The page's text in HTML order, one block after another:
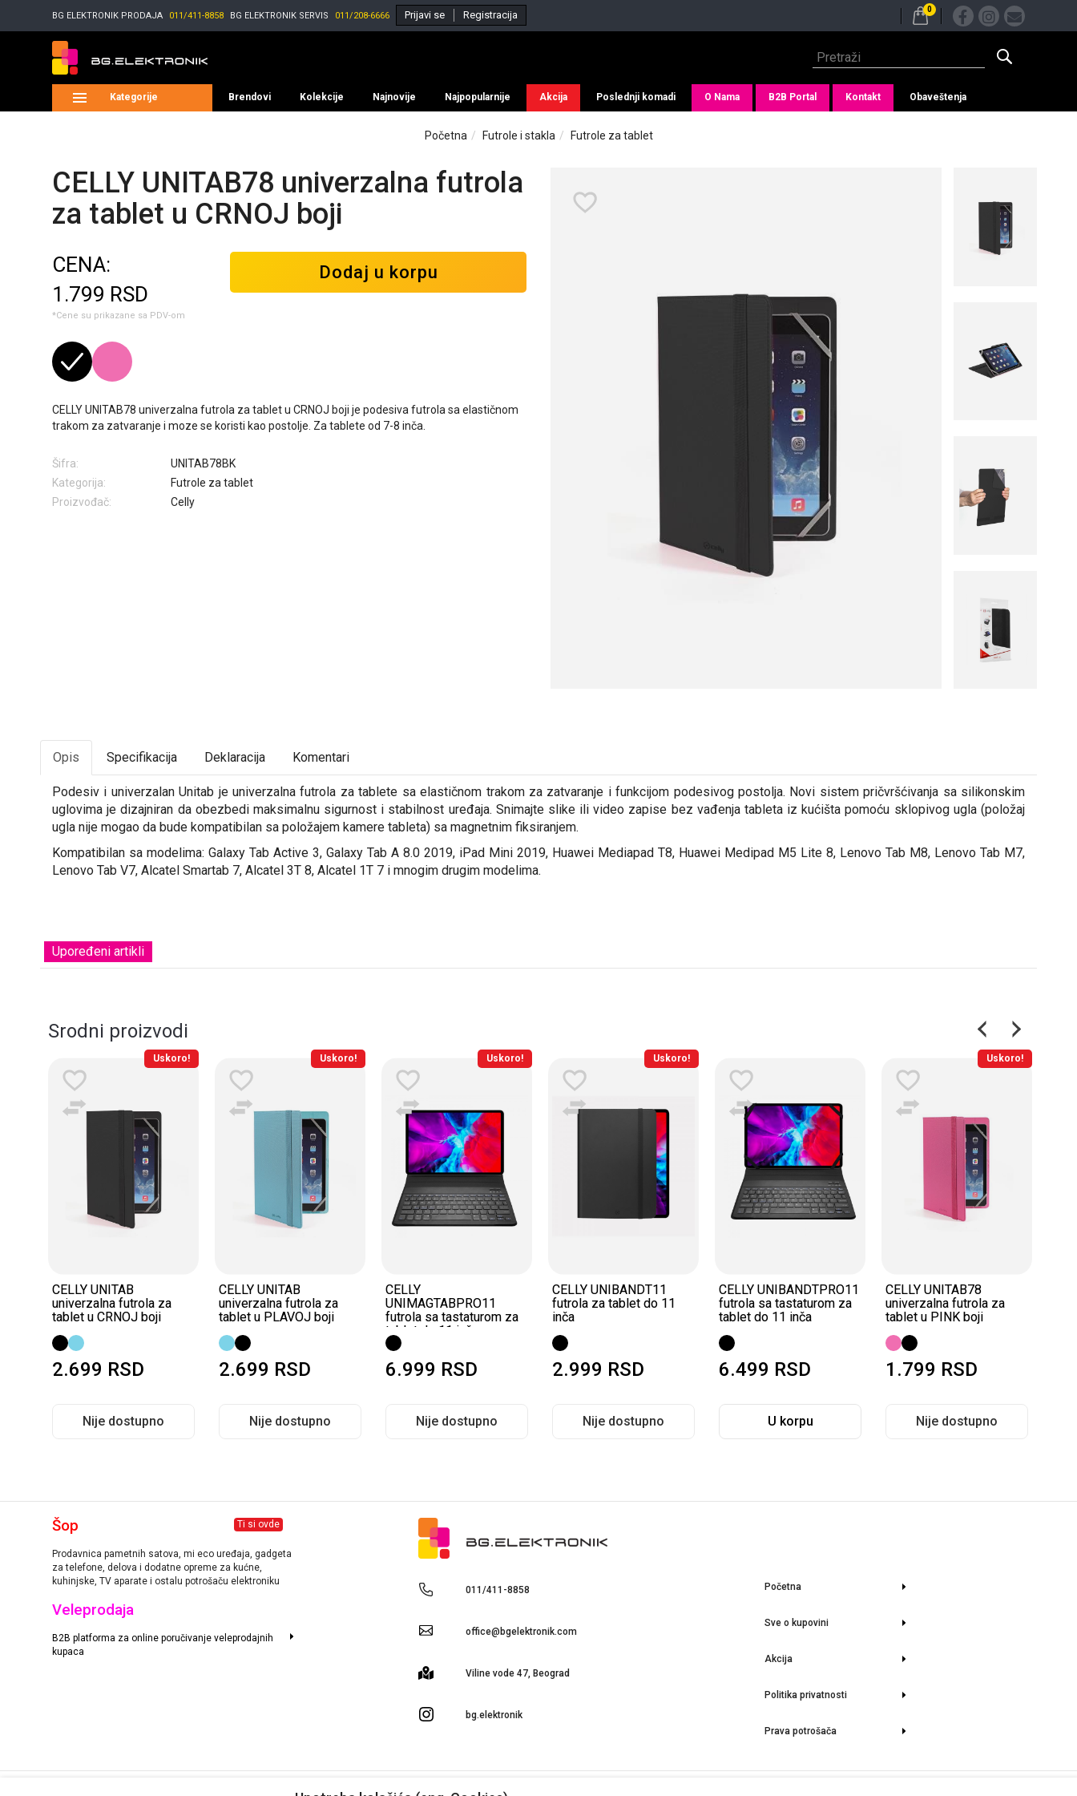
BG ELEKTRONIK PRODAJA 011/411-8858 BG ELEKTRONIK SERVIS 011/208-6666 Prijavi se Registracija 0
Kategorije Brendovi Kolekcije Najnovije Najpopularnije Akcija Poslednji komadi O Nama B2B Portal Kontakt Obaveštenja
Početna Futrole i stakla Futrole za tablet
CELLY UNITAB78 univerzalna futrola
za tablet u CRNOJ boji
CENA:
1.799 RSD
*Cene su prikazane sa PDV-om
Dodaj u korpu
CELLY UNITAB78 univerzalna futrola za tablet u CRNOJ boji je podesiva futrola sa elastičnom
trakom za zatvaranje i moze se koristi kao postolje. Za tablete od 7-8 inča.
Šifra:
UNITAB78BK
Kategorija:
Futrole za tablet
Proizvođač:
Celly
Opis Specifikacija Deklaracija Komentari
Podesiv i univerzalan Unitab je univerzalna futrola za tablete sa elastičnom trakom za zatvaranje i funkcijom podesivog postolja. Novi sistem pričvršćivanja sa silikonskim
uglovima je dizajniran da obezbedi maksimalnu sigurnost i stabilnost uređaja. Snimajte slike ili video zapise bez vađenja tableta iz kućišta pomoću sklopivog ugla (položaj
ugla nije mogao da bude kompatibilan sa položajem kamere tableta) sa magnetnim fiksiranjem.
Kompatibilan sa modelima: Galaxy Tab Active 3, Galaxy Tab A 8.0 2019, iPad Mini 2019, Huawei Mediapad T8, Huawei Medipad M5 Lite 8, Lenovo Tab M8, Lenovo Tab M7,
Lenovo Tab V7, Alcatel Smartab 7, Alcatel 3T 8, Alcatel 1T 7 i mnogim drugim modelima.
Upoređeni artikli
Srodni proizvodi
Uskoro!
CELLY UNITAB
univerzalna futrola za
tablet u CRNOJ boji
2.699 RSD
Nije dostupno
Uskoro!
CELLY UNITAB
univerzalna futrola za
tablet u PLAVOJ boji
2.699 RSD
Nije dostupno
Uskoro!
CELLY
UNIMAGTABPRO11
futrola sa tastaturom za
tablet do 11 inča
6.999 RSD
Nije dostupno
Uskoro!
CELLY UNIBANDT11
futrola za tablet do 11
inča
2.999 RSD
Nije dostupno
CELLY UNIBANDTPRO11
futrola sa tastaturom za
tablet do 11 inča
6.499 RSD
U korpu
Uskoro!
CELLY UNITAB78
univerzalna futrola za
tablet u PINK boji
1.799 RSD
Nije dostupno
Ti si ovde
Šop
Prodavnica pametnih satova, mi eco uređaja, gadgeta
za telefone, delova i dodatne opreme za kućne,
kuhinjske, TV aparate i ostalu potrošaču elektroniku
Veleprodaja
B2B platforma za online poručivanje veleprodajnih
kupaca
011/411-8858
office@bgelektronik.com
Viline vode 47, Beograd
bg.elektronik
Početna
Sve o kupovini
Akcija
Politika privatnosti
Prava potrošača